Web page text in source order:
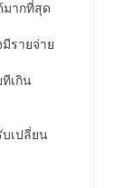
มากที่สุด
รายจ่าย
เกิน
เปลี่ยน